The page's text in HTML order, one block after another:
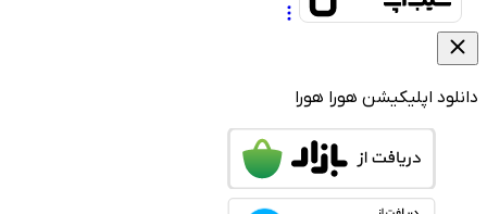
اپلیکیشن هوراهورا